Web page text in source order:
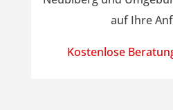
auf Ihre
Kostenlose